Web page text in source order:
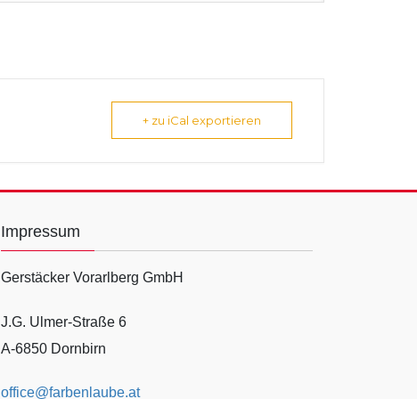
+ zu iCal exportieren
Impressum
Gerstäcker Vorarlberg GmbH
J.G. Ulmer-Straße 6
A-6850 Dornbirn
office@farbenlaube.at